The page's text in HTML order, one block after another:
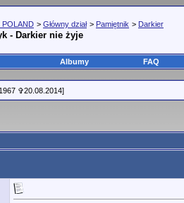
POLAND > Główny dział > Pamiętnik > Darkier
- Darkier nie żyje
Albumy FAQ
✞20.08.2014]